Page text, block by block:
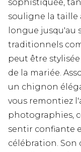
sophistiquée,
souligne la taille
longue jusqu'au
traditionnels
peut être
de la mariée.
un chignon
vous remontiez
photographies,
sentir confiante
célébration.